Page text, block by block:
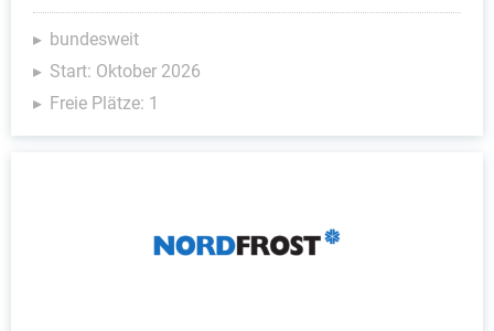
bundesweit
Start: Oktober 2026
Freie Plätze: 1